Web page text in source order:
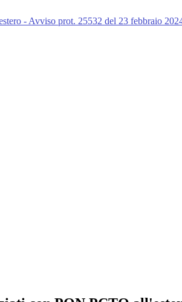
- Avviso prot. 25532 del 23 febbraio